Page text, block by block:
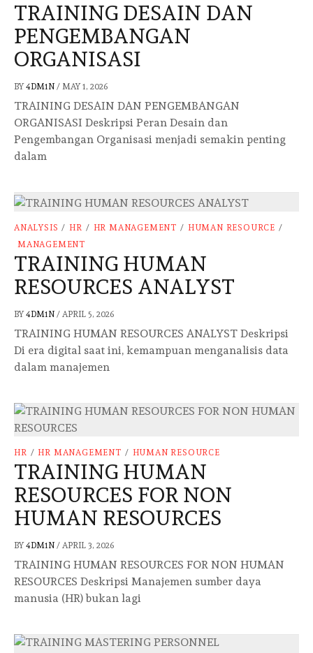
TRAINING DESAIN DAN
PENGEMBANGAN
ORGANISASI
BY 4DM1N / MAY 1, 2026
TRAINING DESAIN DAN PENGEMBANGAN
ORGANISASI Deskripsi Peran Desain dan
Pengembangan Organisasi menjadi semakin penting
dalam
ANALYSIS / HR / HR MANAGEMENT / HUMAN RESOURCE /
MANAGEMENT
TRAINING HUMAN
RESOURCES ANALYST
BY 4DM1N / APRIL 5, 2026
TRAINING HUMAN RESOURCES ANALYST Deskripsi
Di era digital saat ini, kemampuan menganalisis data
dalam manajemen
HR / HR MANAGEMENT / HUMAN RESOURCE
TRAINING HUMAN
RESOURCES FOR NON
HUMAN RESOURCES
BY 4DM1N / APRIL 3, 2026
TRAINING HUMAN RESOURCES FOR NON HUMAN
RESOURCES Deskripsi Manajemen sumber daya
manusia (HR) bukan lagi